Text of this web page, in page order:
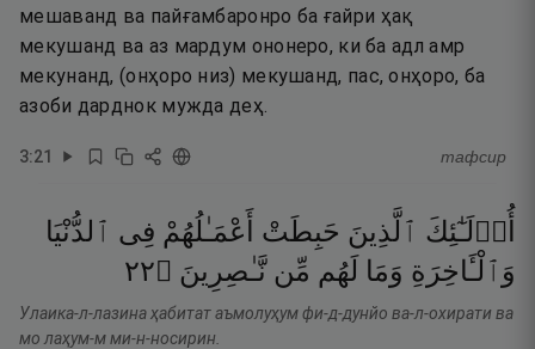
мешаванд ва пайғамбаронро ба ғайри ҳақ
мекушанд ва аз мардум ононеро, ки ба адл амр
мекунанд, (онҳоро низ) мекушанд, пас, онҳоро, ба
азоби дарднок мужда деҳ.
3:21 тафсир
أُو۟لَـٰٓئِكَ ٱلَّذِينَ حَبِطَتْ أَعْمَـٰلُهُمْ فِى ٱلدُّنْيَا
وَٱلْـَٔاخِرَةِ وَمَا لَهُم مِّن نَّـٰصِرِينَ ۝٢٢
Улаика-л-лазина ҳабитат аъмолуҳум фи-д-дунйо ва-л-охирати ва
мо лаҳум-м ми-н-носирин.